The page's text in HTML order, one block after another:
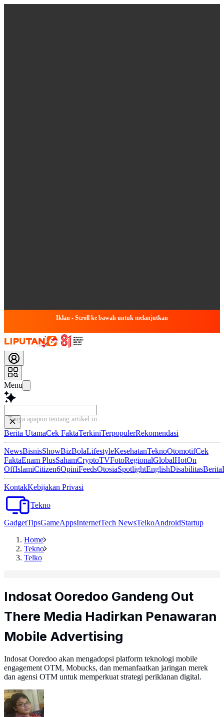
Iklan - Scroll ke bawah untuk melanjutkan
Menu
Tanya apapun tentang artikel ini...
Berita UtamaCek FaktaTerkiniTerpopulerRekomendasi
NewsBisnisShowBizBolaLifestyleKesehatanTeknoOtomotifCek
FaktaEnam PlusSahamCryptoTVFotoRegionalGlobalHotOn
OffIslamiCitizen6OpiniFeedsOtosiaSpotlightEnglishDisabilitasBerita
KontakKebijakan Privasi
Tekno
GadgetTipsGameAppsInternetTech NewsTelkoAndroidStartup
Home
Tekno
Telko
Indosat Ooredoo Gandeng Out
There Media Hadirkan Penawaran
Mobile Advertising
Indosat Ooredoo akan mengadopsi platform teknologi mobile
engagement OTM, Mobucks, dan memanfaatkan jaringan merek
dan agensi OTM untuk memperkuat strategi periklanan digital.